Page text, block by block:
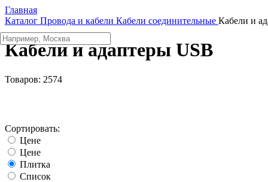
Главная
Каталог Провода и кабели Кабели соединительные Кабели и
Кабели и адаптеры USB
Товаров: 2574
Сортировать:
Цене
Цене
Плитка
Список